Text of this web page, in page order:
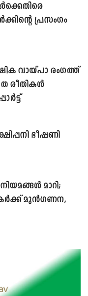
പ്രസംഗം
വായ്പാ രംഗത്ത്
രീതികൾ
ഭീഷണി
മാറി;
മുൻഗണന,